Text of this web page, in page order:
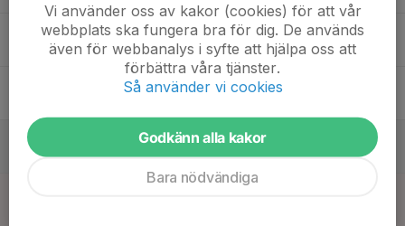
21
Vi använder oss av kakor (cookies) för att vår
webbplats ska fungera bra för dig. De används
även för webbanalys i syfte att hjälpa oss att
förbättra våra tjänster.
Så använder vi cookies
Godkänn alla kakor
Bara nödvändiga